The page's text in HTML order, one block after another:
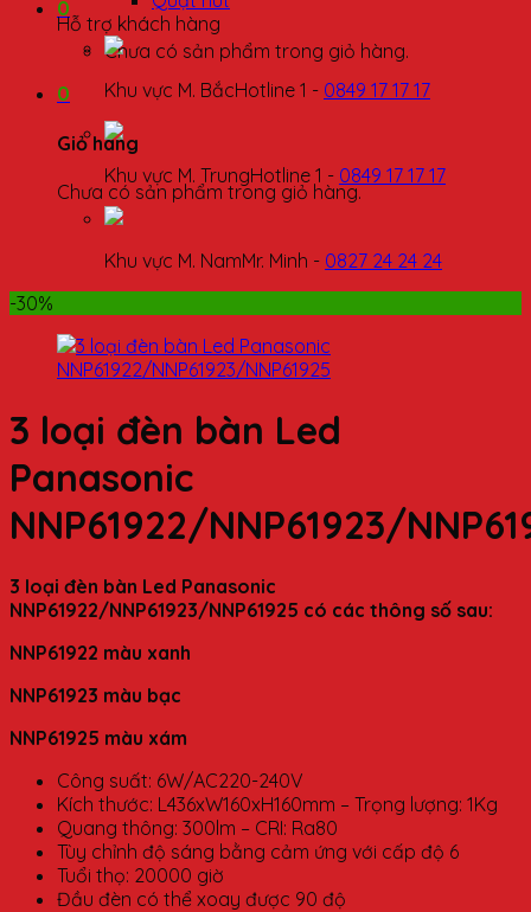
0
Chưa có sản phẩm trong giỏ hàng.
0
Giỏ hàng
Chưa có sản phẩm trong giỏ hàng.
Hỗ trợ khách hàng
Khu vực M. BắcHotline 1 - 0849 17 17 17
Khu vực M. TrungHotline 1 - 0849 17 17 17
Khu vực M. NamMr. Minh - 0827 24 24 24
-30%
3 loại đèn bàn Led
Panasonic
NNP61922/NNP61923/
3 loại đèn bàn Led Panasonic
NNP61922/NNP61923/NNP61925 có các thông số sau:
NNP61922 màu xanh
NNP61923 màu bạc
NNP61925 màu xám
Công suất: 6W/AC220-240V
Kích thước: L436xW160xH160mm – Trọng lượng: 1Kg
Quang thông: 300lm – CRI: Ra80
Tùy chỉnh độ sáng bằng cảm ứng với cấp độ 6
Tuổi thọ: 20000 giờ
Đầu đèn có thể xoay được 90 độ